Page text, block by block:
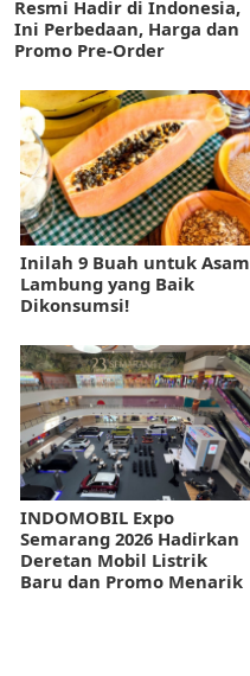
Resmi Hadir di Indonesia,
Ini Perbedaan, Harga dan
Promo Pre-Order
Inilah 9 Buah untuk Asam
Lambung yang Baik
Dikonsumsi!
INDOMOBIL Expo
Semarang 2026 Hadirkan
Deretan Mobil Listrik
Baru dan Promo Menarik